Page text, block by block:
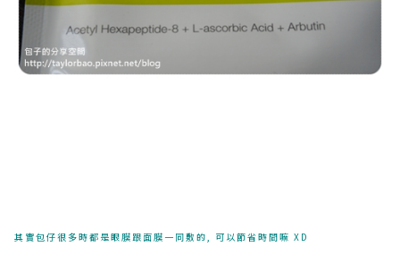
其實包仔很多時都是眼膜跟面膜一同敷的, 可以節省時間嘛 XD